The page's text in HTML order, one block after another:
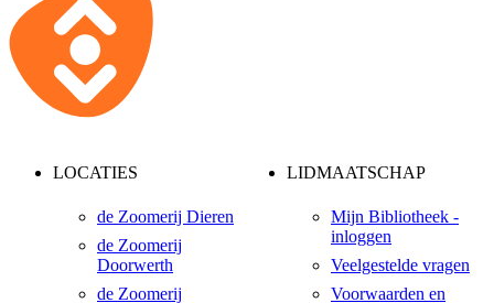
LOCATIES
de Zoomerij Dieren
de Zoomerij
Doorwerth
de Zoomerij
LIDMAATSCHAP
Mijn Bibliotheek -
inloggen
Veelgestelde vragen
Voorwaarden en